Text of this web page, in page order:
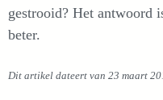
gestrooid? Het antwoord
beter.
Dit artikel dateert van 23 maart